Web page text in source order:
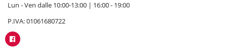
Lun - Ven dalle 10:00-13:00 | 16:00 - 19:00
P.IVA: 01061680722